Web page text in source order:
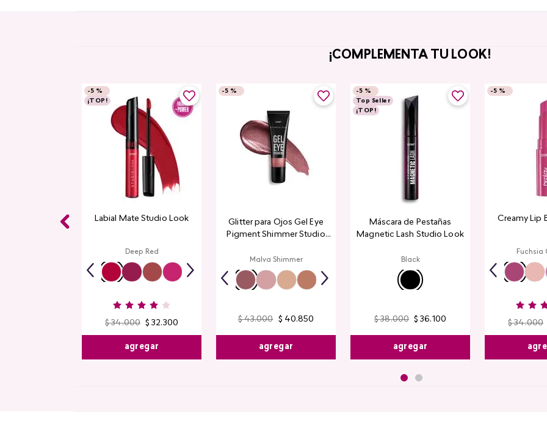
¡COMPLEMENTA TU LOOK!
-5 %
¡TOP!
Labial Mate Studio Look
Deep Red
$ 34.000 $ 32.300
agregar
-5 %
Glitter para Ojos Gel Eye
Pigment Shimmer Studio
Malva Shimmer
$ 43.000 $ 40.850
agregar
-5 %
Top Seller
¡TOP!
Máscara de Pestañas
Magnetic Lash Studio Look
Black
$ 38.000 $ 36.100
agregar
-5 %
Creamy Lip
Fuchsia
$ 34.000